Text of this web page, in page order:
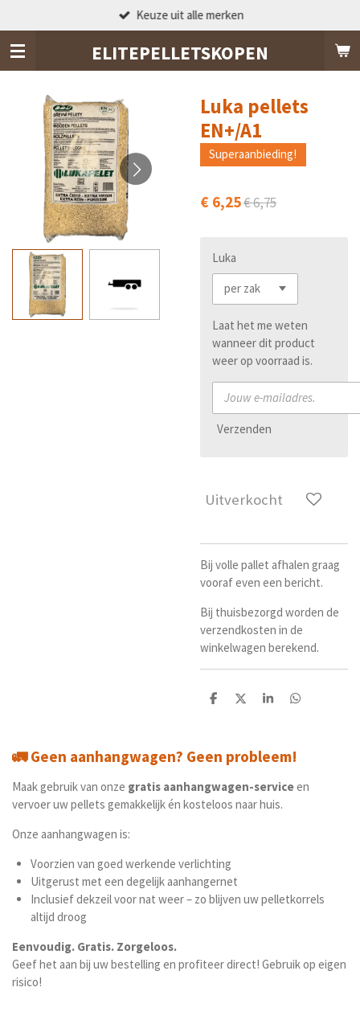
direct
naar
de
ELITEPELLETSKOPEN
Keuze uit alle merken
Luka pellets
EN+/A1
Superaanbieding!
€ 6,25€ 6,75
Luka
Laat het me weten
wanneer dit product
weer op voorraad is.
Verzenden
Uitverkocht
Bij volle pallet afhalen graag
vooraf even een bericht.
Bij thuisbezorgd worden de
verzendkosten in de
winkelwagen berekend.
D
n
D
S
e
D
n
🚛 Geen aanhangwagen? Geen probleem!
Maak gebruik van onze gratis aanhangwagen-serviceen
vervoer uw pellets gemakkelijk én kosteloos naar huis.
Onze aanhangwagen is:
Voorzien van goed werkende verlichting
Uitgerust met een degelijk aanhangernet
Inclusief dekzeil voor nat weer – zo blijven uw pelletkorrels
altijd droog
Eenvoudig. Gratis. Zorgeloos.
Geef het aan bij uw bestelling en profiteer direct! Gebruik op eigen
risico!